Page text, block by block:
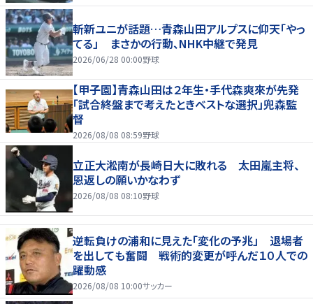
斬新ユニが話題…青森山田アルプスに仰天「やっ
てる」 まさかの行動、NHK中継で発見
2026/06/28 00:00野球
【甲子園】青森山田は２年生・手代森爽來が先発
「試合終盤まで考えたときベストな選択」兜森監
督
2026/08/08 08:59野球
立正大淞南が長崎日大に敗れる 太田嵐主将、
恩返しの願いかなわず
2026/08/08 08:10野球
逆転負けの浦和に見えた「変化の予兆」 退場者
を出しても奮闘 戦術的変更が呼んだ１０人での
躍動感
2026/08/08 10:00サッカー